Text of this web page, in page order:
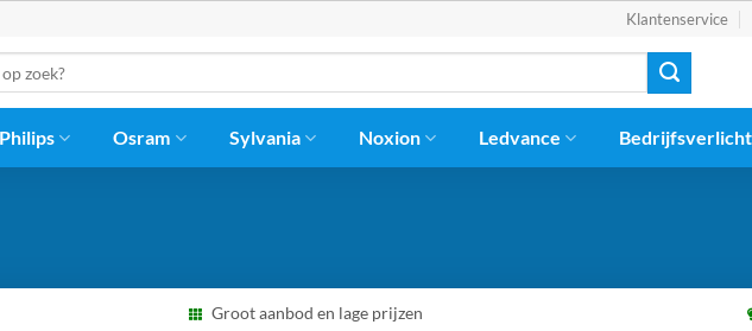
Klantenservice
Philips Osram Sylvania Noxion Ledvance
Groot aanbod en lage prijzen